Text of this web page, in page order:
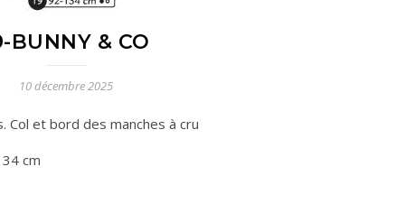
BUNNY & CO
10 décembre 2025
Col et bord des manches à cru
cm